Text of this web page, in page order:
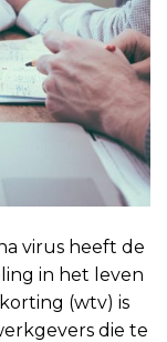
virus heeft de
in het leven
(wtv) is
die te